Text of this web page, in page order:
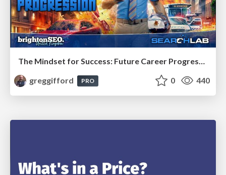
The Mindset for Success: Future Career Progression
greggifford
PRO 0 440